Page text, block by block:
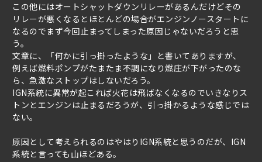
この他にはオートシャットダウンリレーがあるんだけどその
リレーが悪くなるとほとんどの場合がエンジンノースタートに
なるのでまず今回止まってしまった原因じゃないだろうと思
う。
文章に、「何かに引っ掛ったような」と書いてありますが、
例えば燃料ポンプがたまたま不調になり燃庄が下がったのな
ら、急激なストップはしないだろう。
IGN系統に異常が起これば火花は飛ばなくなるのでいきなりス
トンとエンジンは止まるだろうが、引っ掛かるような感じでは
ない。
原因として考えられるのはやはりIGN系統と思うのだが、IGN
系統と言っても山ほどある。